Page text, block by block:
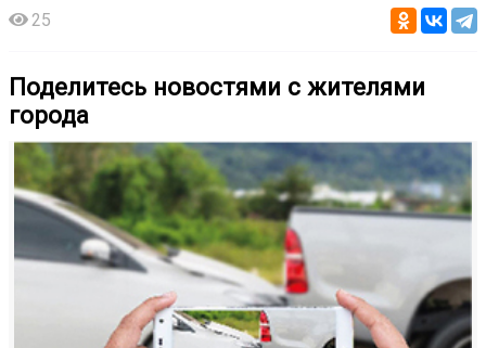
25
Поделитесь новостями с жителями
города